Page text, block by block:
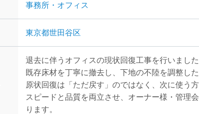
事務所・オフィス
東京都世田谷区
退去に伴うオフィスの現状回復工事を行いました
既存床材を丁寧に撤去し、下地の不陸を調整し
原状回復は「ただ戻す」のではなく、次に使う
スピードと品質を両立させ、オーナー様・管理
ります。